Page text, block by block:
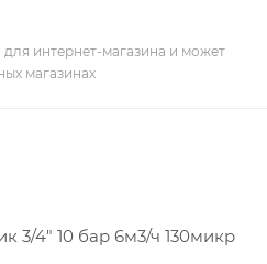
интернет-магазина и может
магазинах
3/4" 10 бар 6м3/ч 130микр